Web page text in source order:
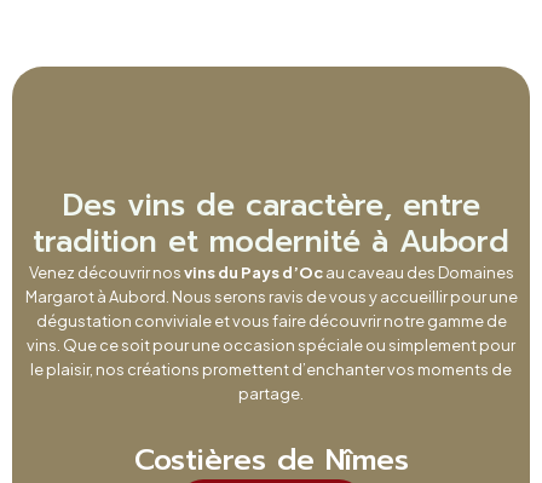
Des vins de caractère, entre
tradition et modernité à Aubord
Venez découvrir nosvins du Pays d’Ocau caveau des Domaines
Margarot à Aubord. Nous serons ravis de vous y accueillir pour une
dégustation conviviale et vous faire découvrir notre gamme de
vins. Que ce soit pour une occasion spéciale ou simplement pour
le plaisir, nos créations promettent d’enchanter vos moments de
partage.
Costières de Nîmes